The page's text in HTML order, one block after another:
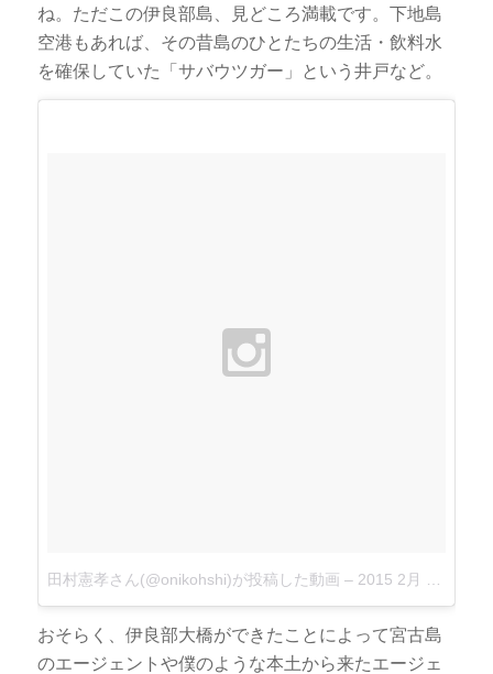
ね。ただこの伊良部島、見どころ満載です。下地島
空港もあれば、その昔島のひとたちの生活・飲料水
を確保していた「サバウツガー」という井戸など。
田村憲孝さん(@onikohshi)が投稿した動画 – 2015 2月 21 10:57午後 PST
おそらく、伊良部大橋ができたことによって宮古島
のエージェントや僕のような本土から来たエージェ